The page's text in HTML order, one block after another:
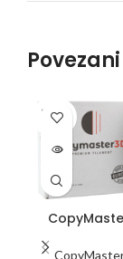
SOLD
OUT